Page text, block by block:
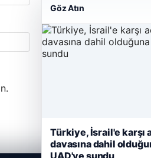
Son Eklenen Firmalar
Göz Atın
Türkiye, İsrail'e karşı
davasına dahil
UAD'ye sundu